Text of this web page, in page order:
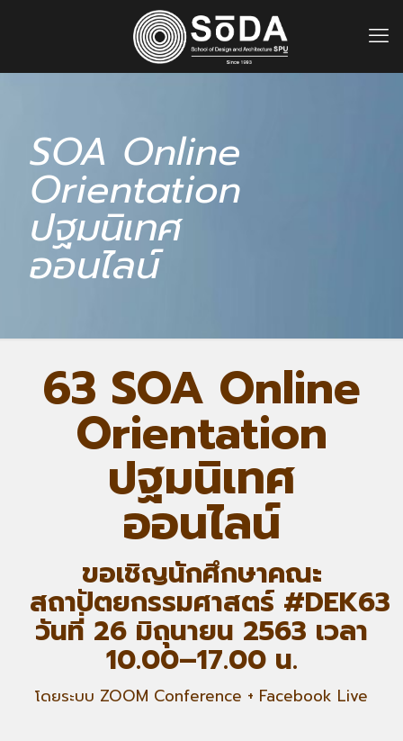
SOA Online
Orientation
ปฐมนิเทศ
ออนไลน์
63 SOA Online
Orientation
ปฐมนิเทศ
ออนไลน์
ขอเชิญนักศึกษาคณะ
สถาปัตยกรรมศาสตร์ #DEK63
วันที่ 26 มิถุนายน 2563 เวลา
10.00–17.00 น.
โดยระบบ ZOOM Conference + Facebook Live